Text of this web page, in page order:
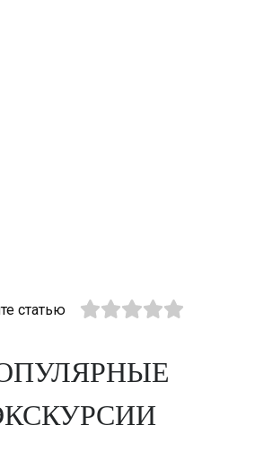
статью